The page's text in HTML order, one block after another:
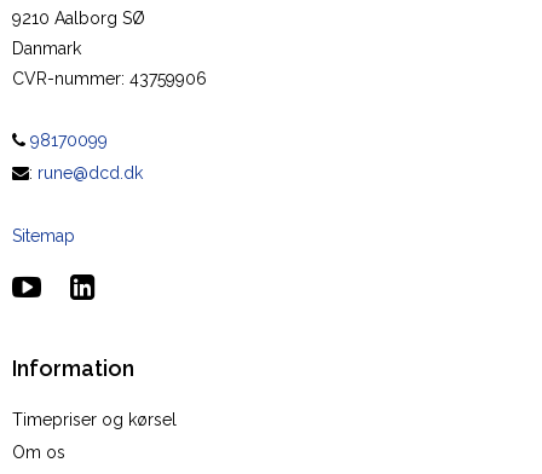
9210 Aalborg SØ
Danmark
CVR-nummer: 43759906
98170099
: rune@dcd.dk
Sitemap
Information
Timepriser og kørsel
Om os